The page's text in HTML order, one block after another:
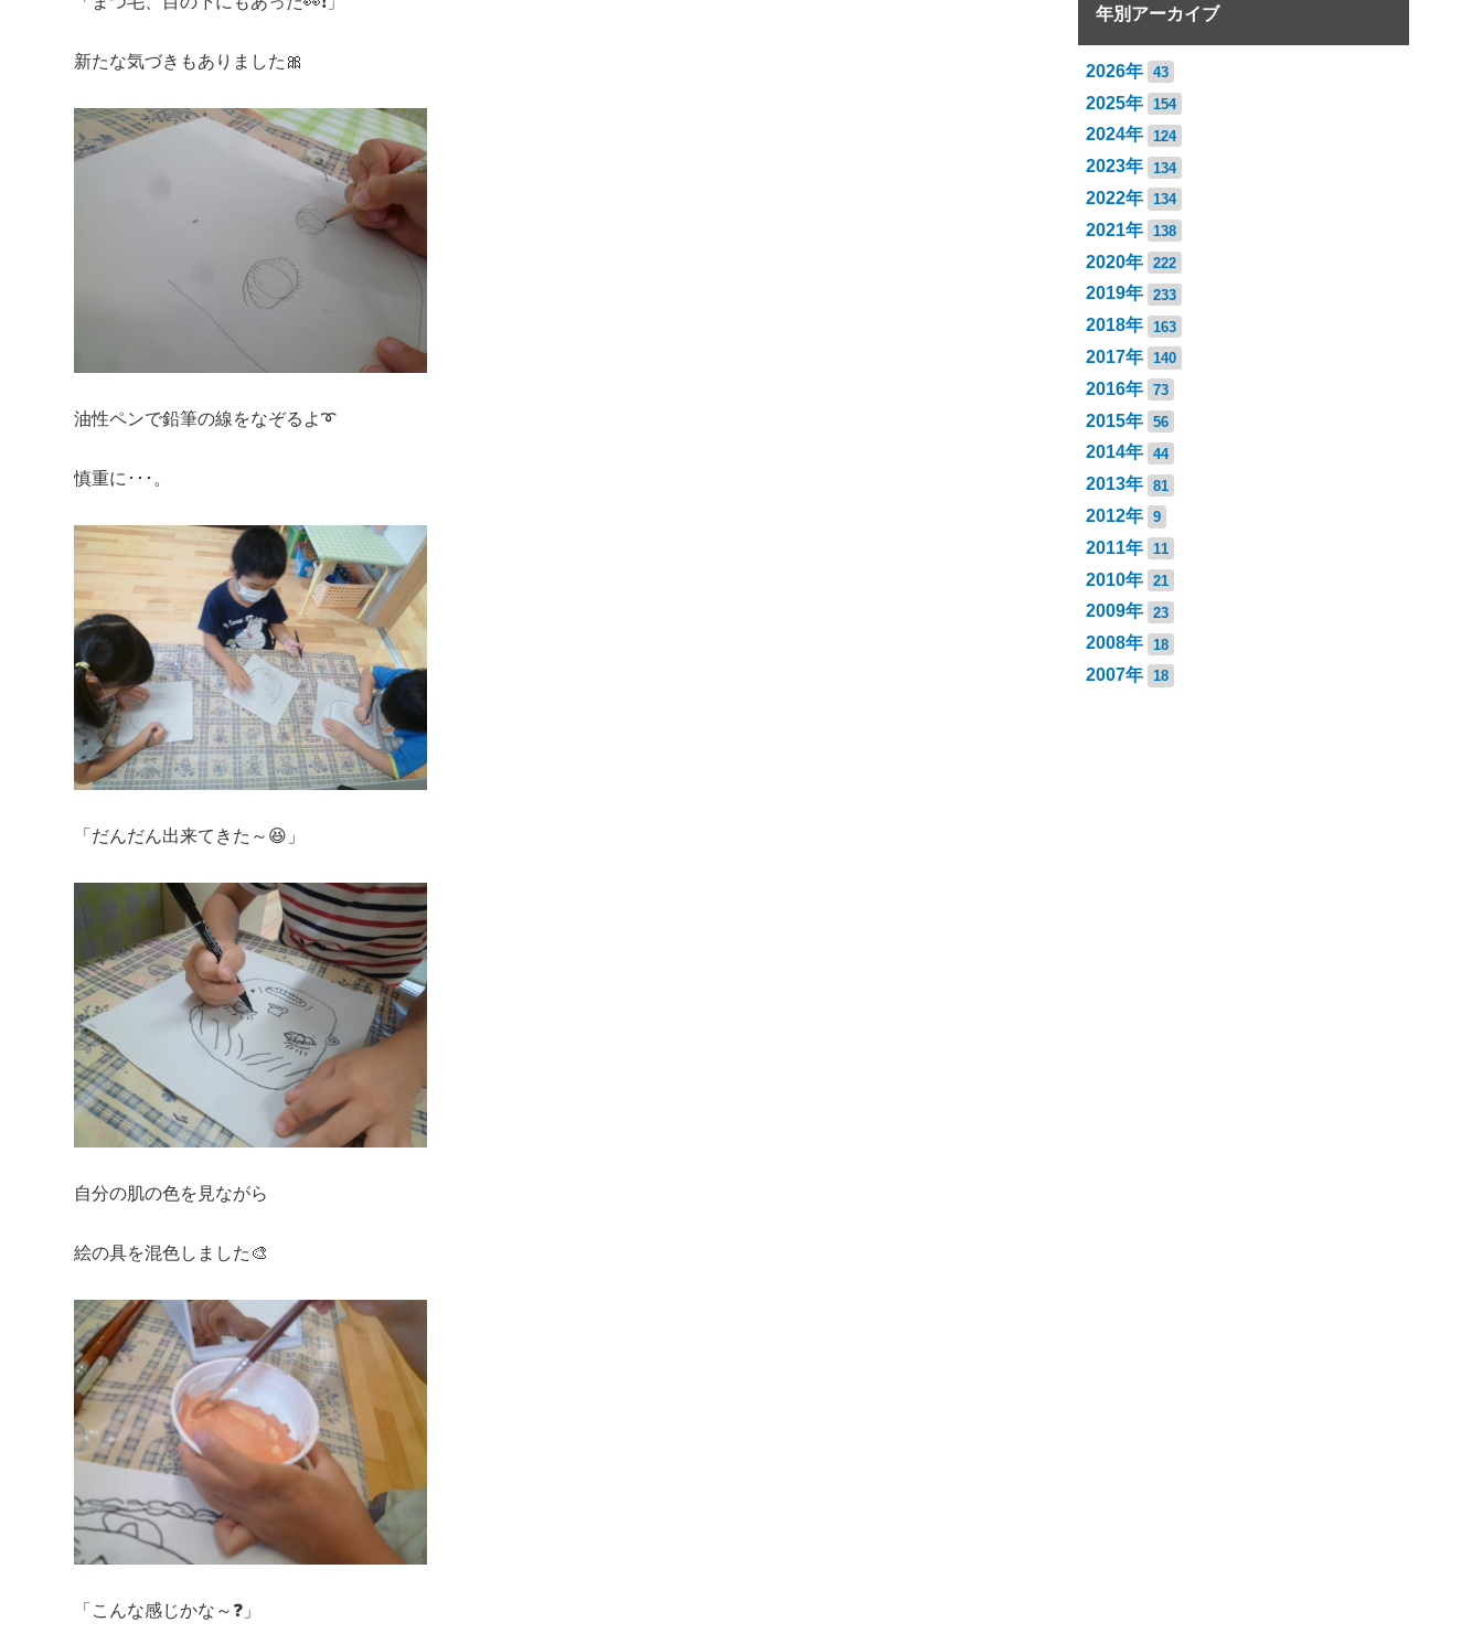
新たな気づきもありました🎀
油性ペンで鉛筆の線をなぞるよ➰
慎重に･･･。
「だんだん出来てきた～😆」
自分の肌の色を見ながら
絵の具を混色しました🎨
「こんな感じかな～❓」
年別アーカイブ
2026年 43
2025年 154
2024年 124
2023年 134
2022年 134
2021年 138
2020年 222
2019年 233
2018年 163
2017年 140
2016年 73
2015年 56
2014年 44
2013年 81
2012年 9
2011年 11
2010年 21
2009年 23
2008年 18
2007年 18